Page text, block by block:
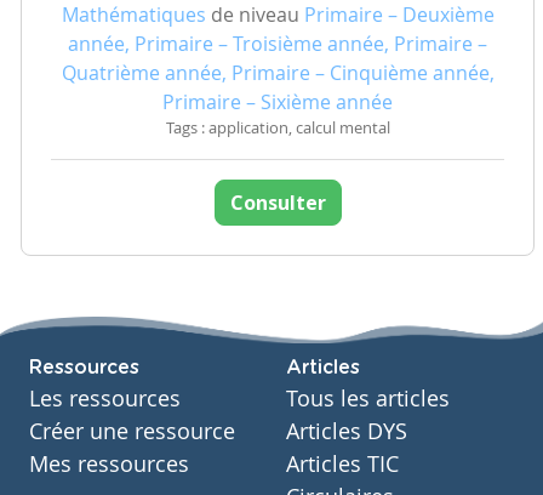
Mathématiques de niveau Primaire – Deuxième
année, Primaire – Troisième année, Primaire –
Quatrième année, Primaire – Cinquième année,
Primaire – Sixième année
Tags : application, calcul mental
Consulter
Ressources
Les ressources
Créer une ressource
Mes ressources
Articles
Tous les articles
Articles DYS
Articles TIC